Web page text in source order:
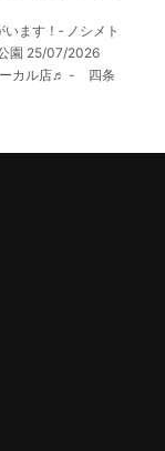
ます！‐ ノシメト
園 25/07/2026
ーカル店♬ - 四条